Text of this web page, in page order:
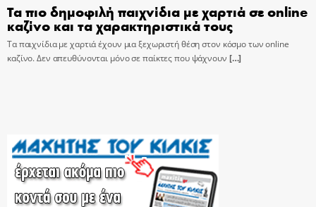
Τα πιο δημοφιλή παιχνίδια με χαρτιά σε online
καζίνο και τα χαρακτηριστικά τους
Τα παιχνίδια με χαρτιά έχουν μια ξεχωριστή θέση στον κόσμο των online
καζίνο. Δεν απευθύνονται μόνο σε παίκτες που ψάχνουν […]